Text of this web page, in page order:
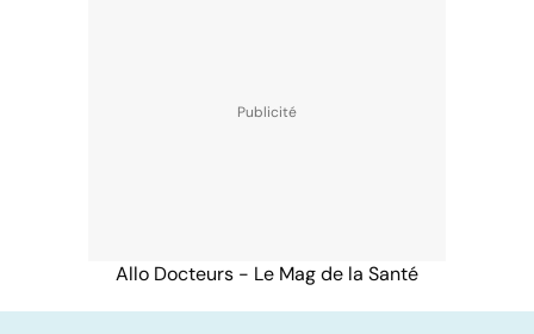
Allo Docteurs - Le Mag de la Santé